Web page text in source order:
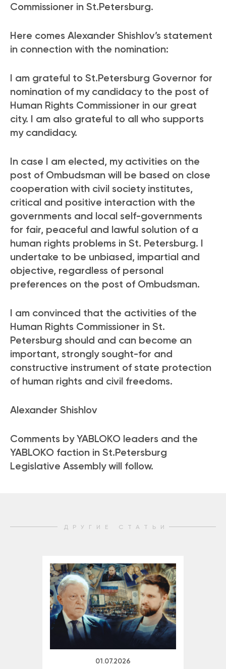
Commissioner in St.Petersburg.
Here comes Alexander Shishlov’s statement
in connection with the nomination:
I am grateful to St.Petersburg Governor for
nomination of my candidacy to the post of
Human Rights Commissioner in our great
city. I am also grateful to all who supports
my candidacy.
In case I am elected, my activities on the
post of Ombudsman will be based on close
cooperation with civil society institutes,
critical and positive interaction with the
governments and local self-governments
for fair, peaceful and lawful solution of a
human rights problems in St. Petersburg. I
undertake to be unbiased, impartial and
objective, regardless of personal
preferences on the post of Ombudsman.
I am convinced that the activities of the
Human Rights Commissioner in St.
Petersburg should and can become an
important, strongly sought-for and
constructive instrument of state protection
of human rights and civil freedoms.
Alexander Shishlov
Comments by YABLOKO leaders and the
YABLOKO faction in St.Petersburg
Legislative Assembly will follow.
ДРУГИЕ СТАТЬИ
01.07.2026